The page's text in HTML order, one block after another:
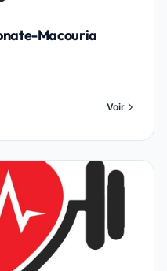
Macouria
Voir